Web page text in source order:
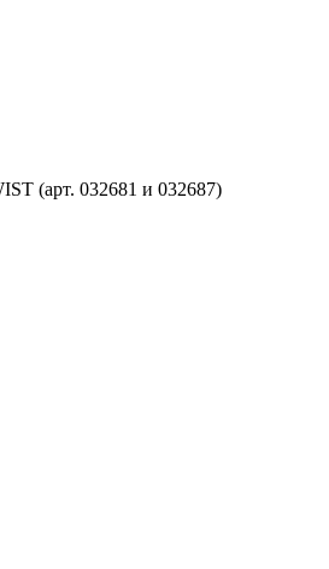
(арт. 032681 и 032687)